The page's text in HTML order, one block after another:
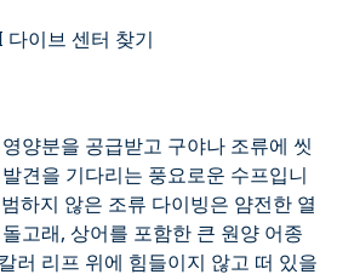
이브 센터 찾기
양분을 공급받고 구야나 조류에 씻
견을 기다리는 풍요로운 수프입니
하지 않은 조류 다이빙은 얌전한 열
고래, 상어를 포함한 큰 원양 어종
러 리프 위에 힘들이지 않고 떠 있을